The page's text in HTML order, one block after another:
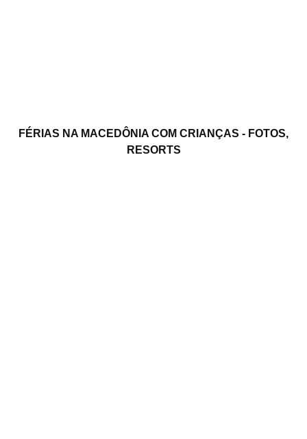
FÉRIAS NA MACEDÔNIA COM CRIANÇAS - FOTOS,
RESORTS